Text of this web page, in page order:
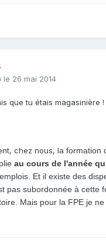
le 26 mai 2014
que tu étais magasinière !
chez nous, la formation
au cours de l'année
Et il existe des
pas subordonnée à cette
Mais pour la FPE je ne